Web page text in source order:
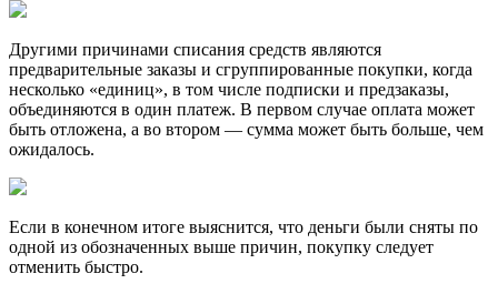
Другими причинами списания средств являются
предварительные заказы и сгруппированные покупки, когда
несколько «единиц», в том числе подписки и предзаказы,
объединяются в один платеж. В первом случае оплата может
быть отложена, а во втором — сумма может быть больше, чем
ожидалось.
Если в конечном итоге выяснится, что деньги были сняты по
одной из обозначенных выше причин, покупку следует
отменить быстро.